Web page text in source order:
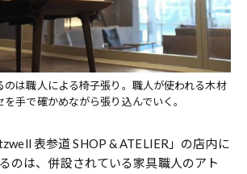
のは職人による椅子張り。職⼈が使われる木材
⼿で確かめながら張り込んでいく。
表参道 SHOP & ATELIER」の店内に
のは、併設されている家具職人のアト